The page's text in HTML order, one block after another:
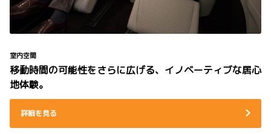
室内空間
移動時間の可能性をさらに広げる、イノベーティブな居心
地体験。
詳細を見る